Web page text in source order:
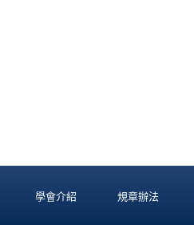
學會介紹 規章辦法